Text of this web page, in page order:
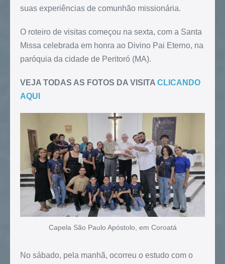
suas experiências de comunhão missionária.
O roteiro de visitas começou na sexta, com a Santa
Missa celebrada em honra ao Divino Pai Eterno, na
paróquia da cidade de Peritoró (MA).
VEJA TODAS AS FOTOS DA VISITA CLICANDO
AQUI
Capela São Paulo Apóstolo, em Coroatá
No sábado, pela manhã, ocorreu o estudo com o